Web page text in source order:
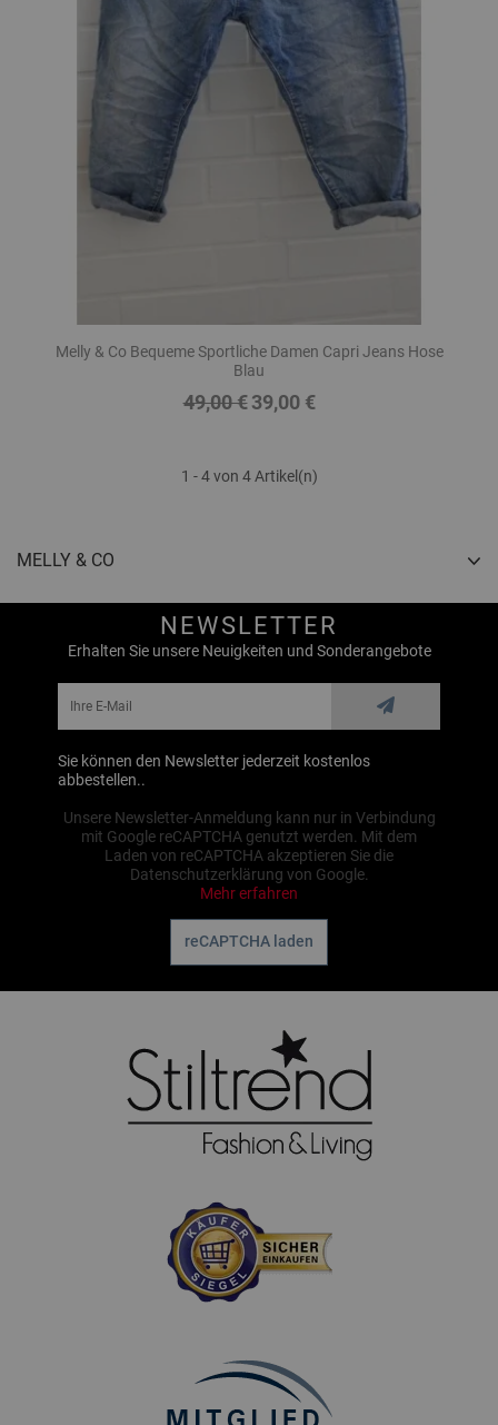
Melly & Co Bequeme Sportliche Damen Capri Jeans Hose
Blau
Regulärer
49,00 € Preis
39,00 €
1 - 4 von 4 Artikel(n)
MELLY & CO
NEWSLETTER
Erhalten Sie unsere Neuigkeiten und Sonderangebote
Sie können den Newsletter jederzeit kostenlos
abbestellen..
Unsere Newsletter-Anmeldung kann nur in Verbindung
mit Google reCAPTCHA genutzt werden. Mit dem
Laden von reCAPTCHA akzeptieren Sie die
Datenschutzerklärung von Google.
Mehr erfahren
reCAPTCHA laden